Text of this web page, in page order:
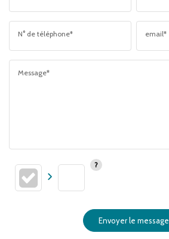
N° de téléphone* email*
Message*
Envoyer le message